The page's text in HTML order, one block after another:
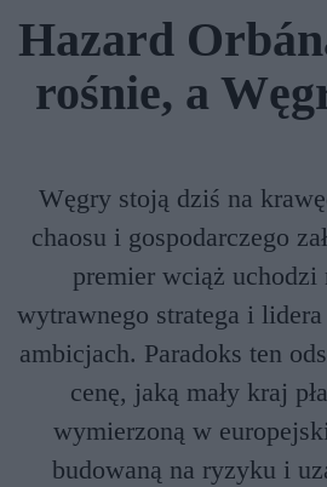
Hazard
rośnie, a
Węgry stoją dziś na
chaosu i gospodarczego
premier wciąż uchodzi
wytrawnego stratega i
ambicjach. Paradoks ten
cenę, jaką mały kraj
wymierzoną w
budowaną na ryzyku i